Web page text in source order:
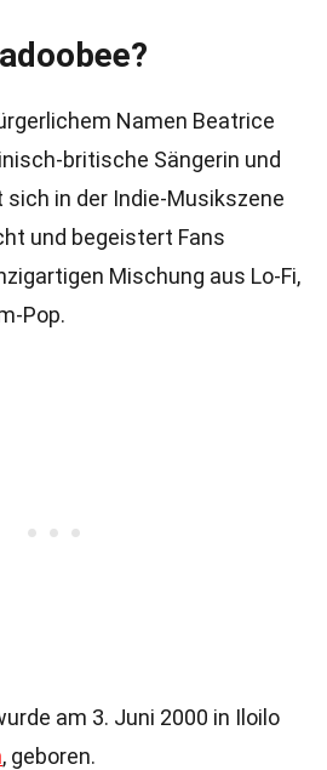
Namen Beatrice
britische Sängerin und
sich in der Indie-Musikszene
und begeistert Fans
Mischung aus Lo-Fi,
Pop.
am 3. Juni 2000 in Iloilo
, geboren.